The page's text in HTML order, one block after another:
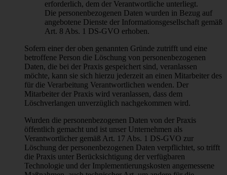
erforderlich, dem der Verantwortliche unterliegt.
Die personenbezogenen Daten wurden in Bezug auf
angebotene Dienste der Informationsgesellschaft gemäß
Art. 8 Abs. 1 DS-GVO erhoben.
Sofern einer der oben genannten Gründe zutrifft und eine
betroffene Person die Löschung von personenbezogenen
Daten, die bei der Praxis gespeichert sind, veranlassen
möchte, kann sie sich hierzu jederzeit an einen Mitarbeiter des
für die Verarbeitung Verantwortlichen wenden. Der
Mitarbeiter der Praxis wird veranlassen, dass dem
Löschverlangen unverzüglich nachgekommen wird.
Wurden die personenbezogenen Daten von der Praxis
öffentlich gemacht und ist unser Unternehmen als
Verantwortlicher gemäß Art. 17 Abs. 1 DS-GVO zur
Löschung der personenbezogenen Daten verpflichtet, so trifft
die Praxis unter Berücksichtigung der verfügbaren
Technologie und der Implementierungskosten angemessene